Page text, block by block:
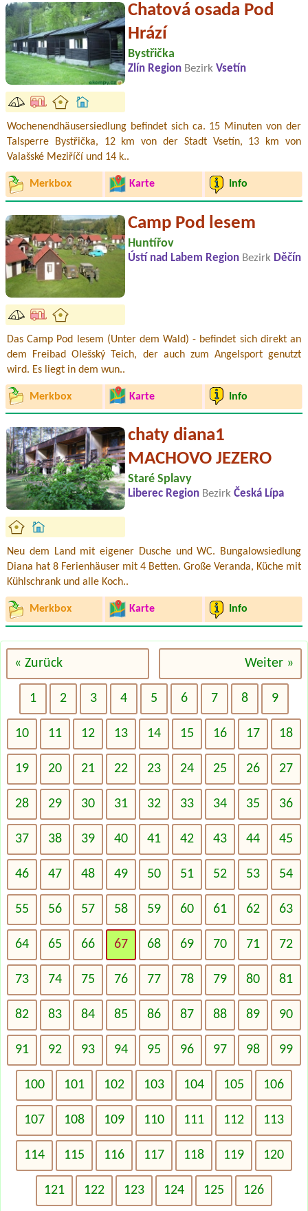
Chatová osada Pod
Hrází
Bystřička
Zlín Region Bezirk Vsetín
Wochenendhäusersiedlung befindet sich ca. 15 Minuten von der
Talsperre Bystřička, 12 km von der Stadt Vsetín, 13 km von
Valašské Meziříčí und 14 k..
Merkbox Karte Info
Camp Pod lesem
Huntířov
Ústí nad Labem Region Bezirk Děčín
Das Camp Pod lesem (Unter dem Wald) - befindet sich direkt an
dem Freibad Olešský Teich, der auch zum Angelsport genutzt
wird. Es liegt in dem wun..
Merkbox Karte Info
chaty diana1
MACHOVO JEZERO
Staré Splavy
Liberec Region Bezirk Česká Lípa
Neu dem Land mit eigener Dusche und WC. Bungalowsiedlung
Diana hat 8 Ferienhäuser mit 4 Betten. Große Veranda, Küche mit
Kühlschrank und alle Koch..
Merkbox Karte Info
« Zurück Weiter »
1 2 3 4 5 6 7 8 9
10 11 12 13 14 15 16 17 18
19 20 21 22 23 24 25 26 27
28 29 30 31 32 33 34 35 36
37 38 39 40 41 42 43 44 45
46 47 48 49 50 51 52 53 54
55 56 57 58 59 60 61 62 63
64 65 66 67 68 69 70 71 72
73 74 75 76 77 78 79 80 81
82 83 84 85 86 87 88 89 90
91 92 93 94 95 96 97 98 99
100 101 102 103 104 105 106
107 108 109 110 111 112 113
114 115 116 117 118 119 120
121 122 123 124 125 126